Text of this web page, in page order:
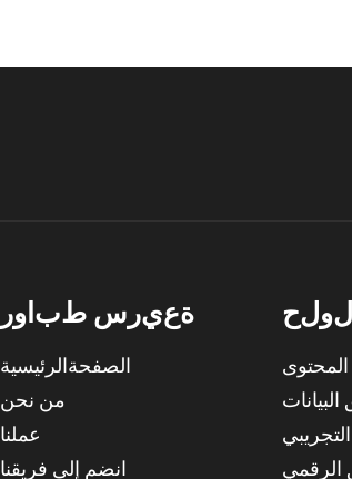
رو بط س ريعة
الصفحةالرئيسية
من نحن
عملنا
انضم إلى فريقنا
حلول
الرقمي